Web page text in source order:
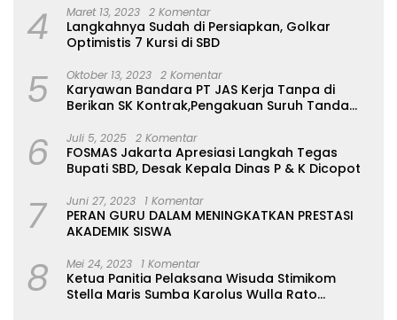
4 Maret 13, 2023 2 Komentar
Langkahnya Sudah di Persiapkan, Golkar
Optimistis 7 Kursi di SBD
5 Oktober 13, 2023 2 Komentar
Karyawan Bandara PT JAS Kerja Tanpa di
Berikan SK Kontrak,Pengakuan Suruh Tanda
6 Juli 5, 2025 2 Komentar
FOSMAS Jakarta Apresiasi Langkah Tegas
Bupati SBD, Desak Kepala Dinas P & K Dicopot
7 Juni 27, 2023 1 Komentar
PERAN GURU DALAM MENINGKATKAN PRESTASI
AKADEMIK SISWA
8 Mei 24, 2023 1 Komentar
Ketua Panitia Pelaksana Wisuda Stimikom
Stella Maris Sumba Karolus Wulla Rato